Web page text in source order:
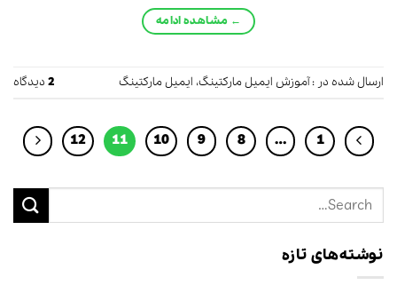
← مشاهده ادامه
ارسال شده در :آموزش ایمیل مارکتینگ، ایمیل مارکتینگ 2 دیدگاه
1
…
8
9
10
11
12
نوشته‌های تازه